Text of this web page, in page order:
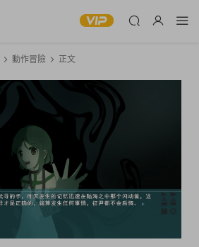
動作冒險 正文